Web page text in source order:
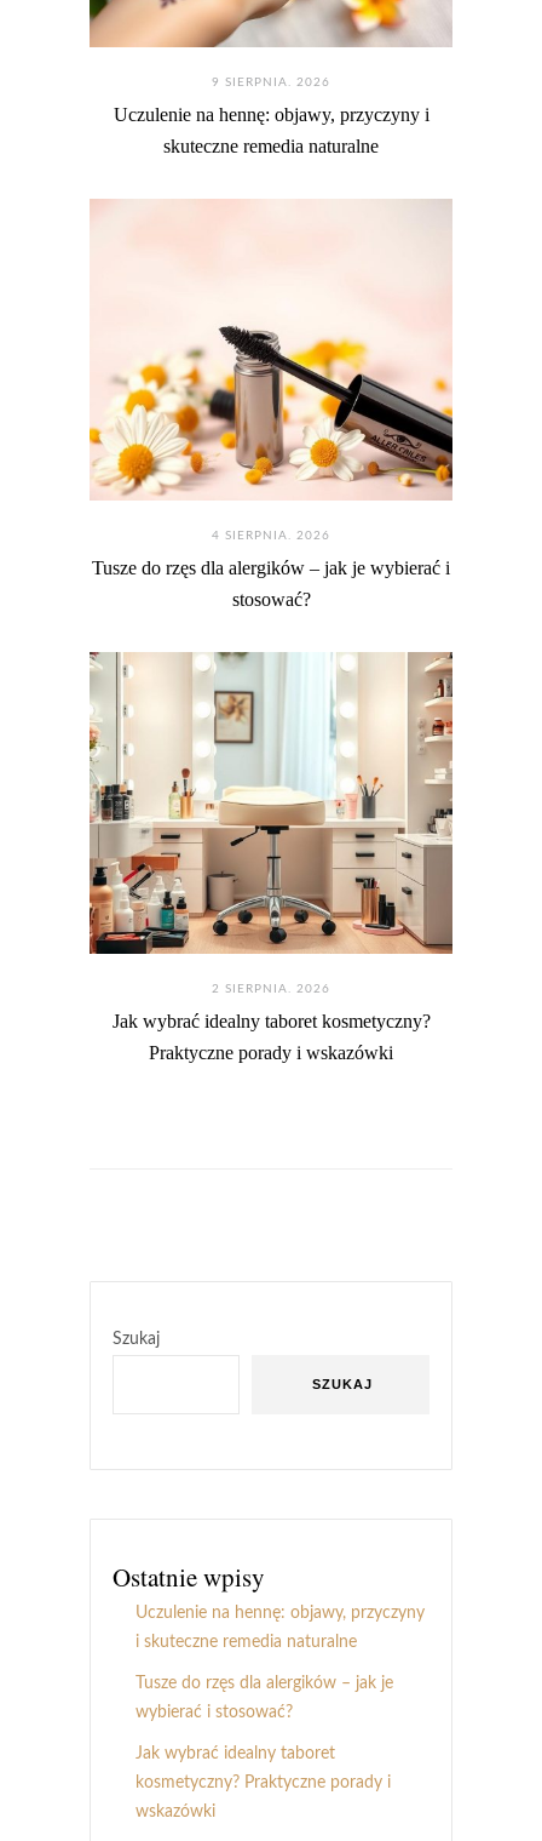
9 SIERPNIA. 2026
Uczulenie na hennę: objawy, przyczyny i
skuteczne remedia naturalne
4 SIERPNIA. 2026
Tusze do rzęs dla alergików – jak je wybierać i
stosować?
2 SIERPNIA. 2026
Jak wybrać idealny taboret kosmetyczny?
Praktyczne porady i wskazówki
Szukaj
SZUKAJ
Ostatnie wpisy
Uczulenie na hennę: objawy, przyczyny
i skuteczne remedia naturalne
Tusze do rzęs dla alergików – jak je
wybierać i stosować?
Jak wybrać idealny taboret
kosmetyczny? Praktyczne porady i
wskazówki